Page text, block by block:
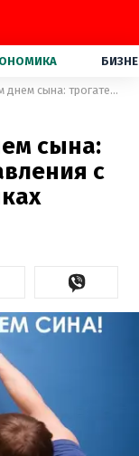
С Международным днем сына: трогательные поздравления с праздником в картинках
сына:
с